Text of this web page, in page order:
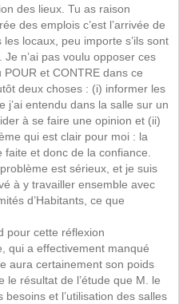
des lieux. Tu as raison
des emplois c’est l’arrivée de
locaux, peu importe s’ils sont
n’ai pas voulu opposer ces
et CONTRE dans ce
deux choses : (i) informer les
j’ai entendu dans la salle sur un
à se faire une opinion et (ii)
qui est clair pour moi : la
faite et donc de la confiance.
est sérieux, et je suis
à y travailler ensemble avec
d’Habitants, ce que
pour cette réflexion
qui a effectivement manqué
aura certainement son poids
le résultat de l’étude que M. le
et l’utilisation des salles